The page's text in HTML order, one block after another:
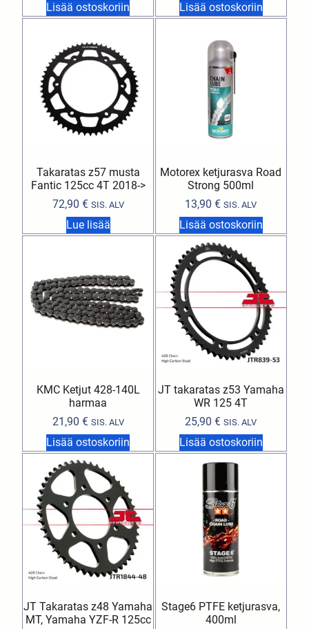
Lisää ostoskoriin Lisää ostoskoriin
Takaratas z57 musta
Fantic 125cc 4T 2018->
72,90 € SIS. ALV
Lue lisää
Motorex ketjurasva Road
Strong 500ml
13,90€ SIS. ALV
Lisää ostoskoriin
KMC Ketjut 428-140L
harmaa
21,90 € SIS. ALV
Lisää ostoskoriin
JT takaratas z53 Yamaha
WR 125 4T
25,90€ SIS. ALV
Lisää ostoskoriin
JT Takaratas z48 Yamaha
MT, Yamaha YZF-R 125cc
Stage6 PTFE ketjurasva,
400ml